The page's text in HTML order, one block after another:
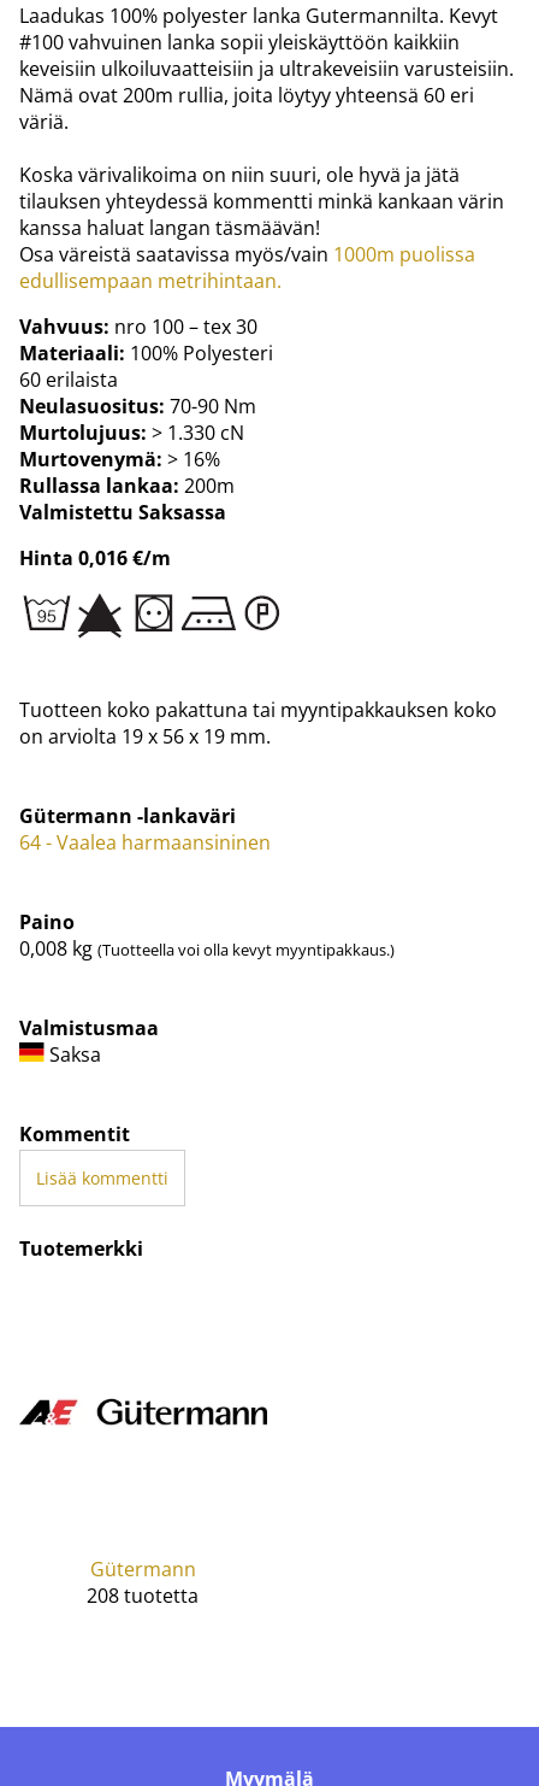
Laadukas 100% polyester lanka Gutermannilta. Kevyt
#100 vahvuinen lanka sopii yleiskäyttöön kaikkiin
keveisiin ulkoiluvaatteisiin ja ultrakeveisiin varusteisiin.
Nämä ovat 200m rullia, joita löytyy yhteensä 60 eri
väriä.
Koska värivalikoima on niin suuri, ole hyvä ja jätä
tilauksen yhteydessä kommentti minkä kankaan värin
kanssa haluat langan täsmäävän!
Osa väreistä saatavissa myös/vain 1000m puolissa
edullisempaan metrihintaan.
Vahvuus: nro 100 – tex 30
Materiaali: 100% Polyesteri
60 erilaista
Neulasuositus: 70-90 Nm
Murtolujuus: > 1.330 cN
Murtovenymä: > 16%
Rullassa lankaa: 200m
Valmistettu Saksassa
Hinta 0,016 €/m
Tuotteen koko pakattuna tai myyntipakkauksen koko
on arviolta 19 x 56 x 19 mm.
Gütermann -lankaväri
64 - Vaalea harmaansininen
Paino
0,008 kg (Tuotteella voi olla kevyt myyntipakkaus.)
Valmistusmaa
Saksa
Kommentit
Lisää kommentti
Tuotemerkki
Gütermann
208 tuotetta
Myymälä